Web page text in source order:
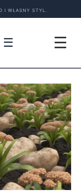
I WŁASNY STYL.
☰ ☰